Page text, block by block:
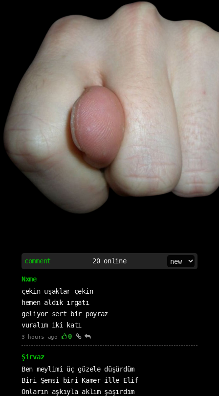
comment 20online
Nxme
çekin uşaklar çekin
hemen aldık ırgatı
geliyor sert bir poyraz
vuralım iki katı
3 hours ago 0
Şirvaz
Ben meylimi üç güzele düşürdüm
Biri Şemsi biri Kamer ille Elif
Onların aşkıyla aklım şaşırdım